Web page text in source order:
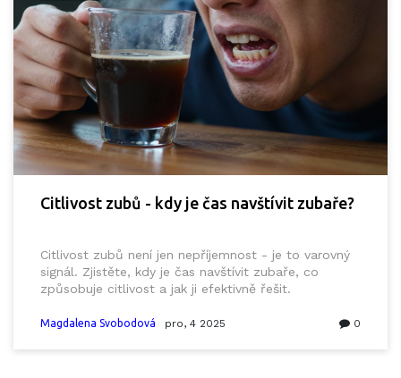
Citlivost zubů - kdy je čas navštívit zubaře?
Citlivost zubů není jen nepříjemnost - je to varovný
signál. Zjistěte, kdy je čas navštívit zubaře, co
způsobuje citlivost a jak ji efektivně řešit.
Magdalena Svobodová pro, 4 2025 0